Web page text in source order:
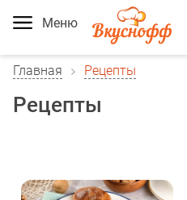
Меню
Главная Рецепты
Рецепты